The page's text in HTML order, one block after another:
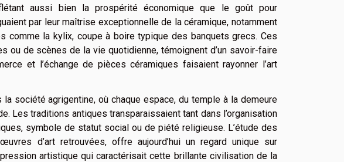
aussi bien la prospérité économique que le goût pour
par leur maîtrise exceptionnelle de la céramique, notamment
comme la kylix, coupe à boire typique des banquets grecs. Ces
ou de scènes de la vie quotidienne, témoignent d’un savoir-faire
et l’échange de pièces céramiques faisaient rayonner l’art
la société agrigentine, où chaque espace, du temple à la demeure
Les traditions antiques transparaissaient tant dans l’organisation
symbole de statut social ou de piété religieuse. L’étude des
d’art retrouvées, offre aujourd’hui un regard unique sur
artistique qui caractérisait cette brillante civilisation de la